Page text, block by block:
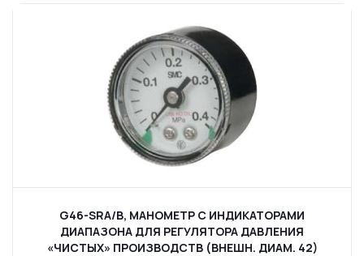
G46-SRA/B, МАНОМЕТР С ИНДИКАТОРАМИ
ДИАПАЗОНА ДЛЯ РЕГУЛЯТОРА ДАВЛЕНИЯ
«ЧИСТЫХ» ПРОИЗВОДСТВ (ВНЕШН. ДИАМ. 42)